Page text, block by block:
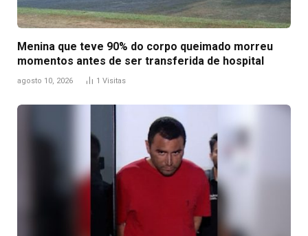
Menina que teve 90% do corpo queimado morreu
momentos antes de ser transferida de hospital
agosto 10, 2026 1 Visitas